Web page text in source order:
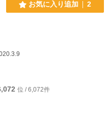
お気に入り追加 2
が空いた、という詩です。 2020.3.9
位 / 6,072件